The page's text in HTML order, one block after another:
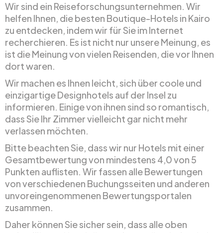
Wir sind ein Reiseforschungsunternehmen. Wir
helfen Ihnen, die besten Boutique-Hotels in Kairo
zu entdecken, indem wir für Sie im Internet
recherchieren. Es ist nicht nur unsere Meinung, es
ist die Meinung von vielen Reisenden, die vor Ihnen
dort waren.
Wir machen es Ihnen leicht, sich über coole und
einzigartige Designhotels auf der Insel zu
informieren. Einige von ihnen sind so romantisch,
dass Sie Ihr Zimmer vielleicht gar nicht mehr
verlassen möchten.
Bitte beachten Sie, dass wir nur Hotels mit einer
Gesamtbewertung von mindestens 4,0 von 5
Punkten auflisten. Wir fassen alle Bewertungen
von verschiedenen Buchungsseiten und anderen
unvoreingenommenen Bewertungsportalen
zusammen.
Daher können Sie sicher sein, dass alle oben